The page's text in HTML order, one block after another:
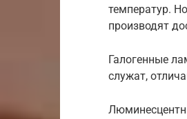
температур.
производят
Галогенные
служат,